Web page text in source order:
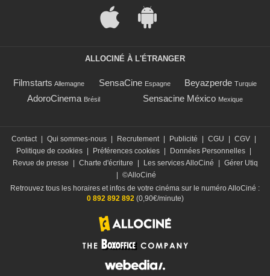
ALLOCINÉ À L'ÉTRANGER
Filmstarts Allemagne SensaCine Espagne Beyazperde Turquie
AdoroCinema Brésil Sensacine México Mexique
Contact Qui sommes-nous Recrutement Publicité CGU CGV
Politique de cookies
Préférences cookies Données Personnelles
Revue de presse
Charte d'écriture Les services AlloCiné
Gérer Utiq
©AlloCiné
Retrouvez tous les horaires et infos de votre cinéma sur le numéro AlloCiné :
0 892 892 892(0,90€/minute)